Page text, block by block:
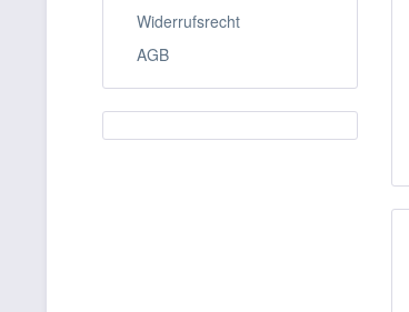
Widerrufsrecht
AGB